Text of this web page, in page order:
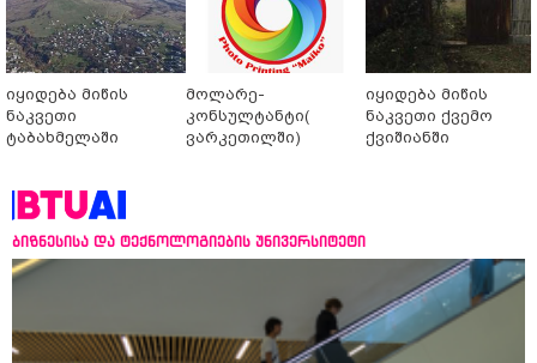
იყიდება მიწის
ნაკვეთი
ტაბახმელაში
მოლარე-
კონსულტანტი(
ვარკეთილში)
იყიდება მიწის
ნაკვეთი ქვემო
ქვიშიანში
ბიზნესისა და ტექნოლოგიების უნივერსიტეტი